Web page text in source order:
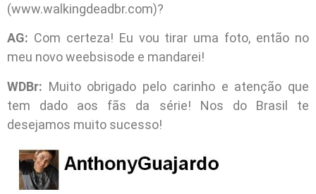
(www.walkingdeadbr.com)?
AG: Com certeza! Eu vou tirar uma foto, então no
meu novo weebsisode e mandarei!
WDBr: Muito obrigado pelo carinho e atenção que
tem dado aos fãs da série! Nos do Brasil te
desejamos muito sucesso!